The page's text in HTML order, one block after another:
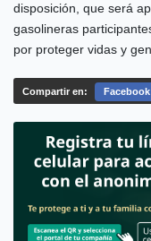
disposición, que será
gasolineras
por proteger vidas y
Compartir en: Facebook